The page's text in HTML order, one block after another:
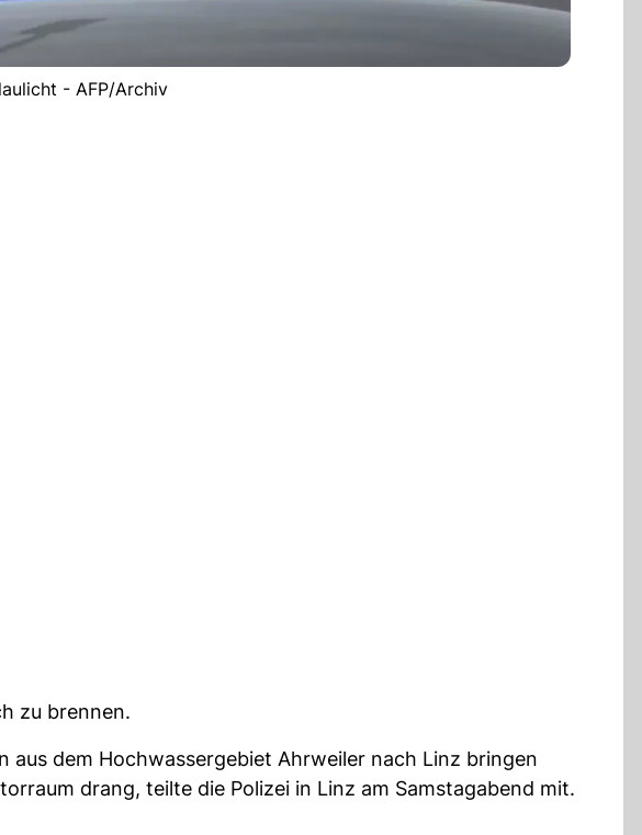
- AFP/Archiv
zu brennen.
aus dem Hochwassergebiet Ahrweiler nach Linz bringen
drang, teilte die Polizei in Linz am Samstagabend mit.